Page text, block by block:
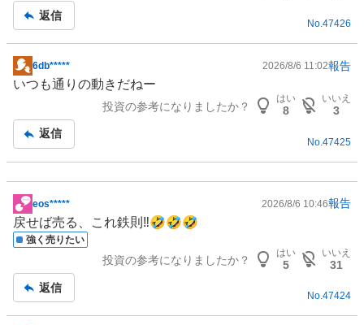
事
返信
No.47426
掲
示
事
6db***** 2026/8/6 11:02報告
いつも通りの動きだねー
投資の参考になりましたか？
はい
8
いいえ
3
返信
No. 47425
掲
示
板
eos***** 2026/8/6 10:46報告
戻せば売る、これ鉄則‼️🤣🤣🤣
強く売りたい
投資の参考になりましたか？
はい
5
いいえ
31
返信
No.47424